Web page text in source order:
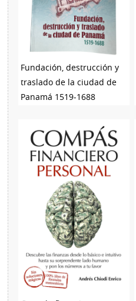
Fundación, destrucción y
traslado de la ciudad de
Panamá 1519-1688